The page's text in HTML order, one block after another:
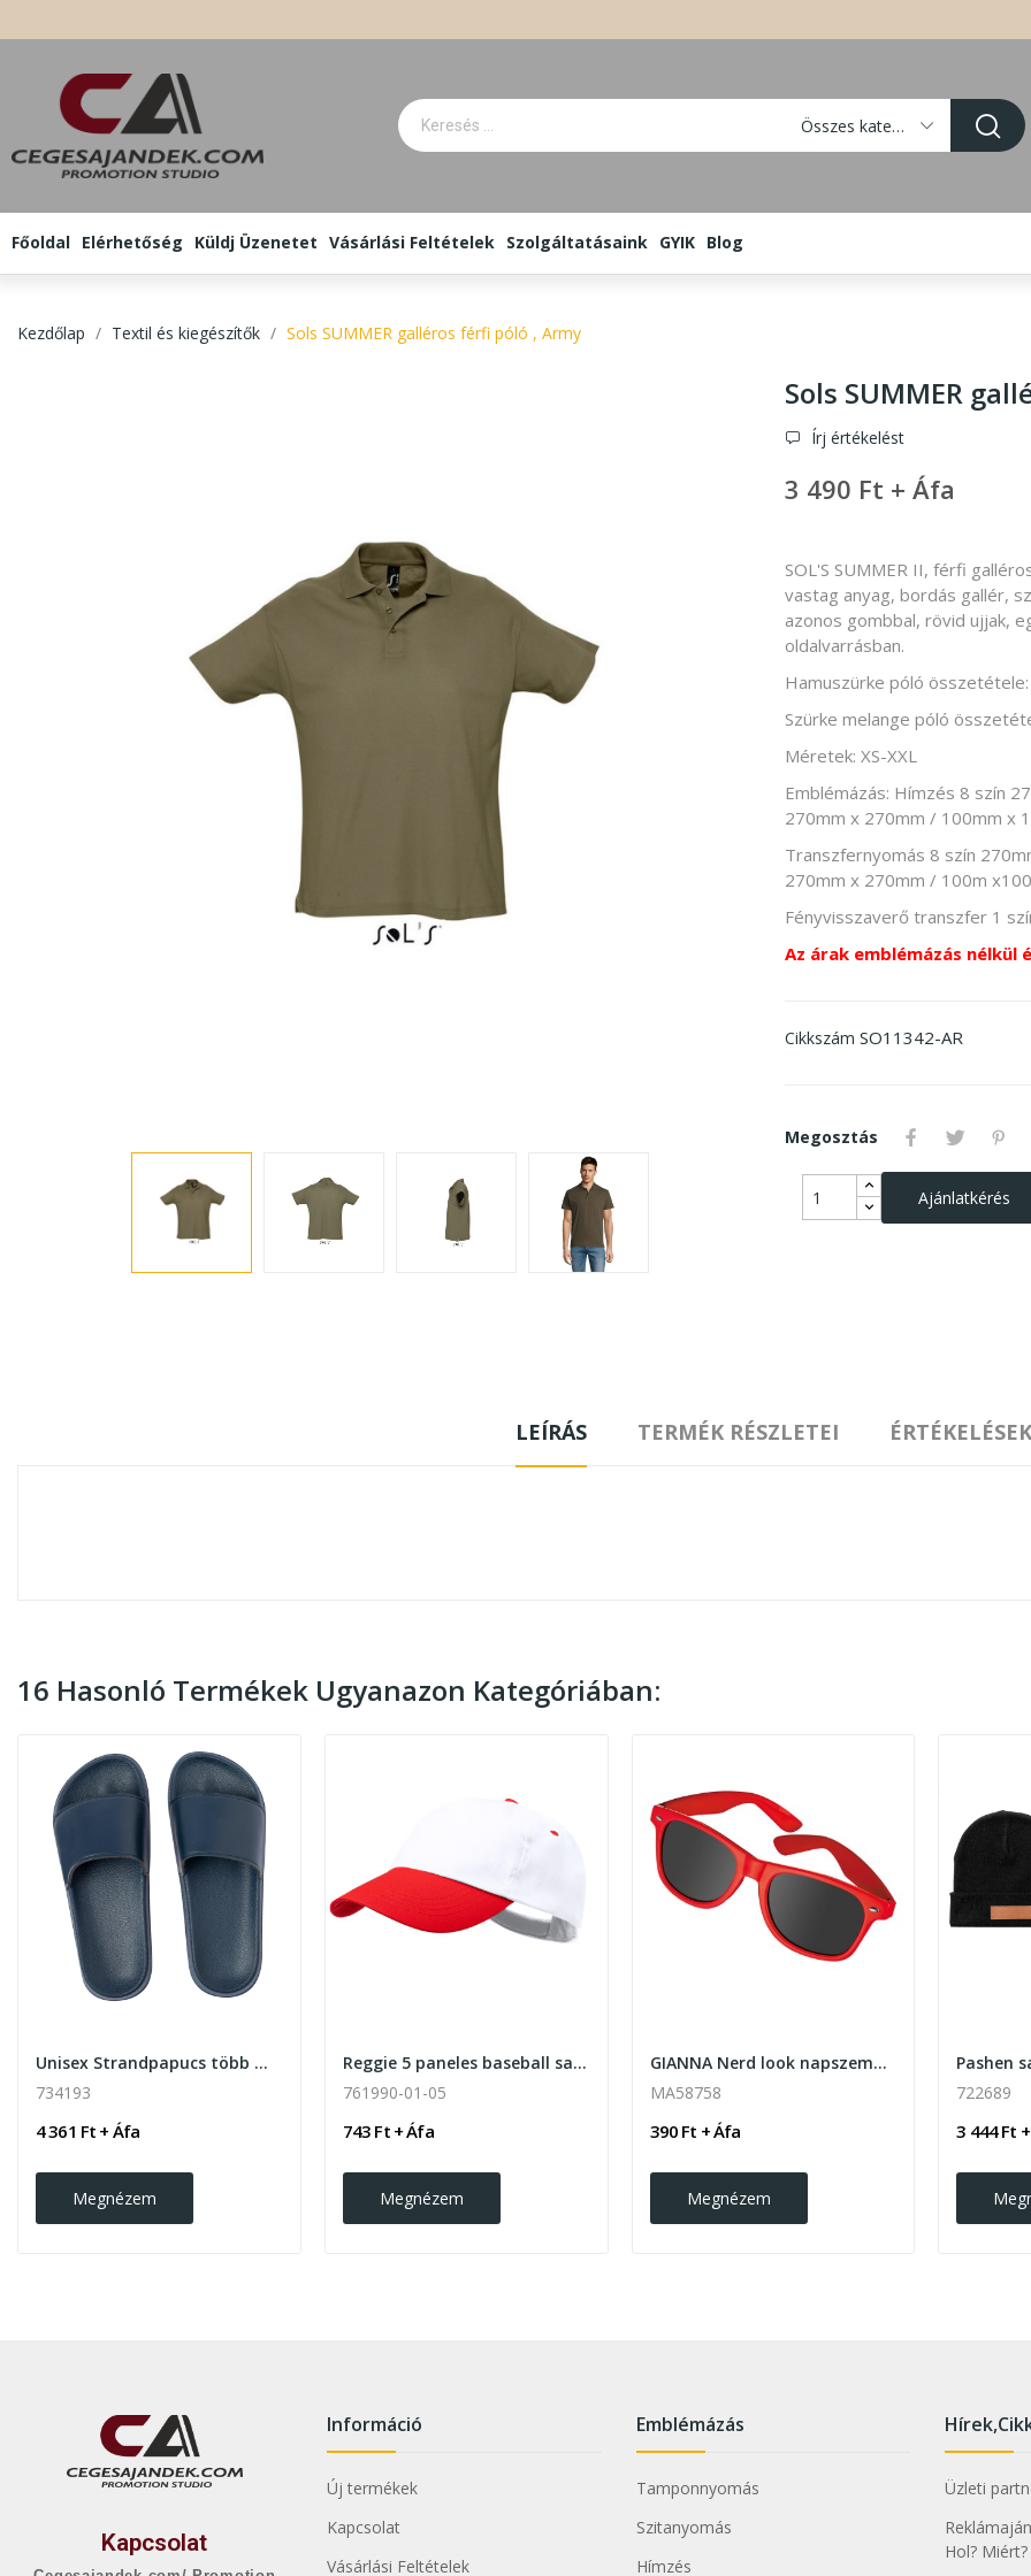
Összes kategória
Főoldal Elérhetőség Küldj Üzenetet Vásárlási Feltételek Szolgáltatásaink GYIK Blog
Kezdőlap Textil és kiegészítők Sols SUMMER galléros férfi póló , Army
Sols SUMMER
Írj értékelést
3 490 Ft + Áfa
SOL'S SUMMER II, férfi
vastag anyag, bordás gallér,
azonos gombbal, rövid ujjak,
oldalvarrásban.
Hamuszürke póló
Szürke melange póló
Méretek: XS-XXL
Emblémázás: Hímzés 8 szín
270mm x 270mm / 100mm x
Transzfernyomás 8 szín
270mm x 270mm / 100m
Fényvisszaverő transzfer 1
Az árak emblémázás nélkül
Cikkszám SO11342-AR
Megosztás
Ajánlatkérés
LEÍRÁS TERMÉK RÉSZLETEI ÉRTÉKELÉSEK
16 Hasonló Termékek Ugyanazon Kategóriában:
Unisex Strandpapucs több méretben
734193
4 361 Ft + Áfa
Megnézem
Reggie 5 paneles baseball sapka
761990-01-05
743 Ft + Áfa
Megnézem
GIANNA Nerd look napszemüveg
MA58758
390 Ft + Áfa
Megnézem
722689
3 444 Ft
Kapcsolat
Információ
Új termékek
Kapcsolat
Vásárlási Feltételek
Emblémázás
Tamponnyomás
Szitanyomás
Hímzés
Üzleti
Hol? Miért?